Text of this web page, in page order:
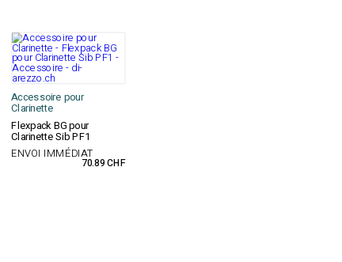
Accessoire pour
Clarinette
Flexpack BG pour
Clarinette Sib PF1
ENVOI IMMÉDIAT
70.89 CHF